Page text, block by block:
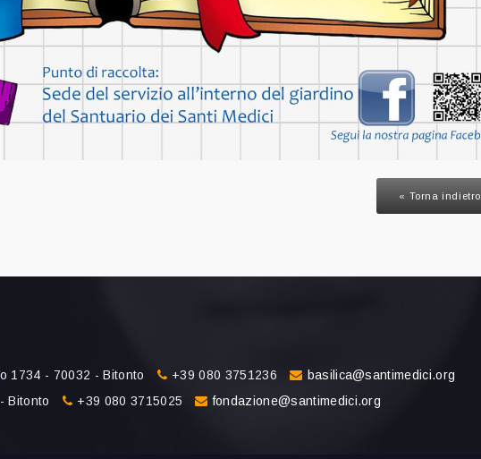
« Torna indietro
1734 - 70032 - Bitonto +39 080 3751236
basilica@santimedici.org
Bitonto +39 080 3715025 fondazione@santimedici.org